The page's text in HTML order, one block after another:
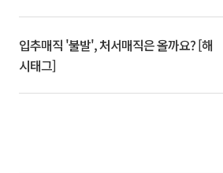
입추매직 '불발', 처서매직은 올까요? [해
시태그]